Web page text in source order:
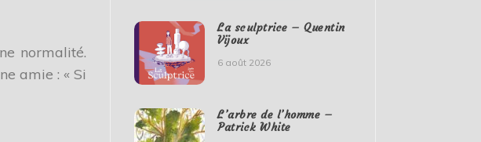
normalité.
amie : « Si
La sculptrice – Quentin
Vijoux
6 août 2026
L’arbre de l’homme –
Patrick White